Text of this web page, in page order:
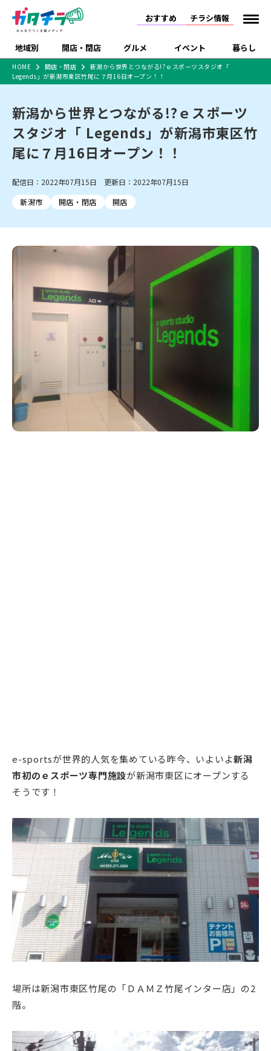
おすすめ チラシ情報
地域別 開店・閉店 グルメ イベント 暮らし
新潟市 下越
中越
佐渡
新潟市東区
新潟市北区
新潟市江南区 新潟市秋葉区
新潟市西蒲区
村上・関川
新発田・聖籠
胎内・粟島
三条・加茂・田上
五泉・阿賀野・阿賀
魚沼・南魚沼・湯沢
柏崎・刈羽・出雲崎
上越・妙高・糸魚川
開店 閉店
リニューアル・移転 休業 開店まとめ
新潟市・開店
新潟市・閉店
長岡市・開店
長岡市・閉店
上越市・開店
ラーメン・開店
ラーメン・閉店
ラーメン 現地レポート
和食
スイーツ
食べ歩き
季節・期間限定
焼肉
パスタ
パン・ベーカリー
タレカツ・豚カツ
デカ盛り・大盛り
旨辛・激辛
定食・町定食 海鮮・鮨
そば・うどん
ワイン・クラフトビール
ケーキ・パフェ
ビアガーデン・暑気払い
体験・販売 祭り・伝統行事
趣味・展示会
スポーツ
子ども向け
入場無料
学生スポーツ アルビレックス
施設・ショップ
住宅メーカー・工務
店
食品メーカー・県産
習い事・塾 アパレル・雑貨
観光スポット
温泉・入浴 ホテル 旅館
水族館
リラクゼーション・整体
スキー場
リユース・買取
イオンモール
ラブラ万代・ラブラ2
新潟伊勢丹
ピア万代
リバーサイド千秋
パティオPATIO
特売セール インタビュー
特集・まとめ記事
セツコママ ランキング 新潟人
キャンペーン
開店まとめ
閉店まとめ 人気記事まとめ
食品スーパー・コンビ
ショッピングモール・
大型施設
ドラッグストア・ホーム
センター
ファッション 生活サービス
新車・中古車・カー用品
家電・携帯電話
冠婚葬祭
習い事・塾 通販・EC イベント
求人
新潟市 チラシ
長岡・見附 チラシ
上越・妙高・糸魚川 チラシ
注目 チラシ
週末セール
火曜セール
オープン・リニューアルセール
周年祭・感謝祭セール
年末・初売りセール
HOME 開店・閉店
新潟から世界とつながる!?ｅスポーツスタジオ「
Legends」が新潟市東区竹尾に７月16日オープン！！
新潟から世界とつながる!?ｅスポーツ
スタジオ「 Legends」が新潟市東区竹
尾に７月16日オープン！！
配信日：2022年07月15日 更新日：2022年07月15日
新潟市
開店・閉店 開店
e-sportsが世界的人気を集めている昨今、いよいよ新潟
市初のｅスポーツ専門施設が新潟市東区にオープンする
そうです！
場所は新潟市東区竹尾の「ＤＡＭＺ竹尾インター店」の2
階。